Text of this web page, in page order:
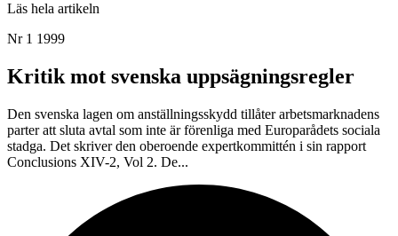
Läs hela artikeln
Nr 1 1999
Kritik mot svenska uppsägningsregler
Den svenska lagen om anställningsskydd tillåter arbetsmarknadens
parter att sluta avtal som inte är förenliga med Europarådets sociala
stadga. Det skriver den oberoende expertkommittén i sin rapport
Conclusions XIV-2, Vol 2. De...